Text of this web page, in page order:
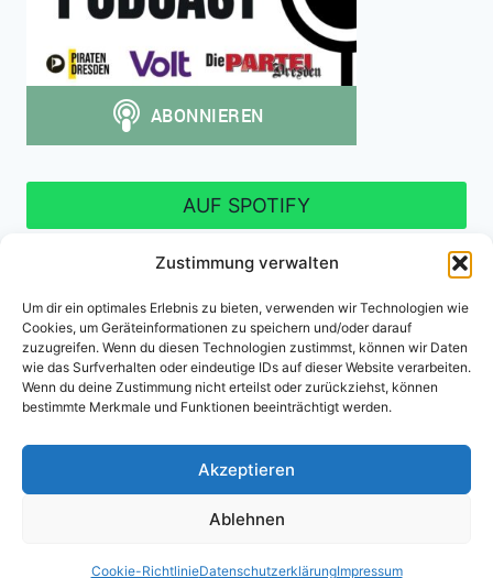
Zustimmung verwalten
Um dir ein optimales Erlebnis zu bieten, verwenden wir Technologien wie
Cookies, um Geräteinformationen zu speichern und/oder darauf
zuzugreifen. Wenn du diesen Technologien zustimmst, können wir Daten
wie das Surfverhalten oder eindeutige IDs auf dieser Website verarbeiten.
Wenn du deine Zustimmung nicht erteilst oder zurückziehst, können
bestimmte Merkmale und Funktionen beeinträchtigt werden.
Akzeptieren
Ablehnen
Cookie-RichtlinieDatenschutzerklärungImpressum
AUF SPOTIFY
Impressum
Datenschutzerklärung
Cookie-Richtlinie (EU)